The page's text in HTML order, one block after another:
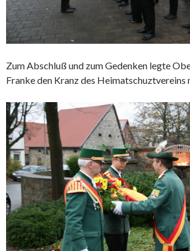
Zum Abschluß und zum Gedenken legte
Franke den Kranz des Heimatschuztvereins